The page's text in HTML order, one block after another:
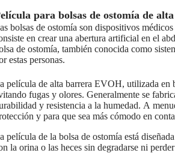
para bolsas de ostomía de
bolsas de ostomía son dispositivos
en crear una abertura artificial en el
de ostomía, también conocida como
estas personas.
película de alta barrera EVOH, utilizada en
fugas y olores. Generalmente se
y resistencia a la humedad. A
y para que sea más cómodo en
película de la bolsa de ostomía está
la orina o las heces sin degradarse ni